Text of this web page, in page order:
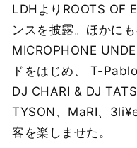
LDHよりROOTS OF
ンスを披露。ほかに
MICROPHONE
ドをはじめ、 T-
DJ CHARI & DJ
TYSON、MaRI、
客を楽しませた。